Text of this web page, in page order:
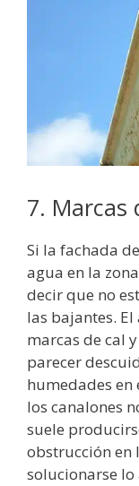
7. Marcas
Si la fachada
agua en la
decir que no
las bajantes.
marcas de cal
parecer
humedades en
los canalones
suele
obstrucción en
solucionarse lo